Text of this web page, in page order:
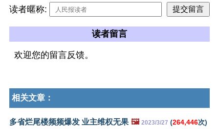
读者暱称:
读者留言
欢迎您的留言反馈。
相关文章：
多省烂尾楼频频爆发 业主维权无果 🖼️ 2023/3/27 (264,446次)